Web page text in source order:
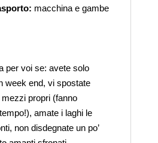
macchina e gambe
per voi se: avete solo
week end, vi spostate
propri (fanno
amate i laghi le
non disdegnate un po’